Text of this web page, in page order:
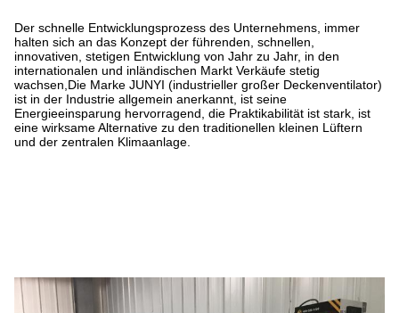
Der schnelle Entwicklungsprozess des Unternehmens, immer
halten sich an das Konzept der führenden, schnellen,
innovativen, stetigen Entwicklung von Jahr zu Jahr, in den
internationalen und inländischen Markt Verkäufe stetig
wachsen,Die Marke JUNYI (industrieller großer Deckenventilator)
ist in der Industrie allgemein anerkannt, ist seine
Energieeinsparung hervorragend, die Praktikabilität ist stark, ist
eine wirksame Alternative zu den traditionellen kleinen Lüftern
und der zentralen Klimaanlage.